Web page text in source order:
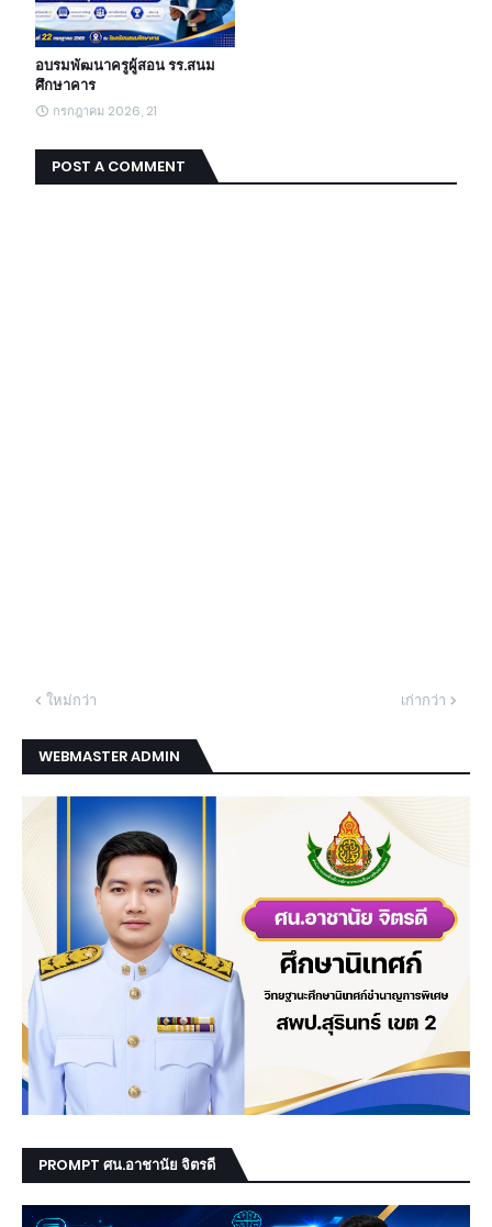
อบรมพัฒนาครูผู้สอน รร.สนม
ศึกษาคาร
กรกฎาคม 2026, 21
POST A COMMENT
ใหม่กว่า เก่ากว่า
WEBMASTER ADMIN
PROMPT ศน.อาชานัย จิตรดี